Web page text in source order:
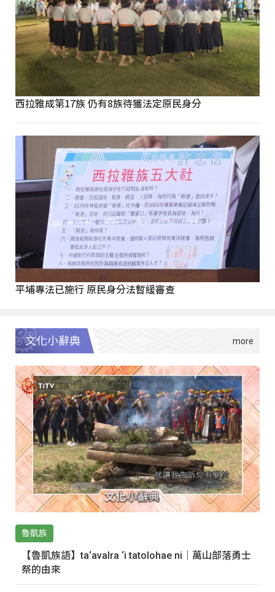
西拉雅成第17族 仍有8族待獲法定原民身分
平埔專法已施行 原民身分法暫緩審查
文化小辭典
魯凱族
【魯凱族語】ta‘avalra ‘i tatolohae ni｜萬山部落勇士
祭的由來